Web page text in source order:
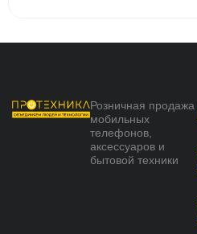
Розничная продажа
мобильных
телефонов,
аксессуаров и
бытовой техники